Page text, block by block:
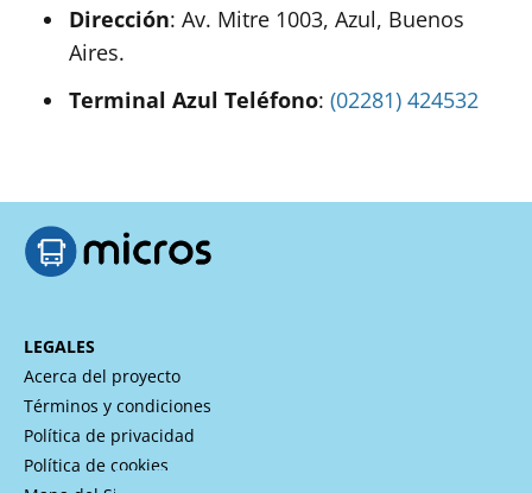
Dirección: Av. Mitre 1003, Azul, Buenos
Aires.
Terminal Azul Teléfono: (02281) 424532
LEGALES
Acerca del proyecto
Términos y condiciones
Política de privacidad
Política de cookies